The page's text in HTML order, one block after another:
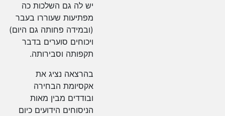
יש לה גם השלכות כה
מפתיעות שעוררו בעבר
(ובמידה פחותה גם היום)
ויכוחים סוערים בדבר
תקפותה וסבירותה.
בהרצאה נציג את
אקסיומת הבחירה
ובודדים מבין מאות
הניסוחים הידועים כיום